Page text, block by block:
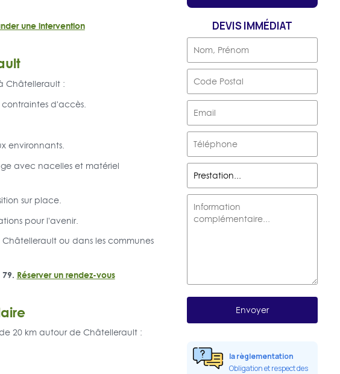
une intervention
Châtellerault :
contraintes d'accès.
environnants.
avec nacelles et matériel
sur place.
pour l'avenir.
ou dans les communes
Réserver un rendez-vous
20 km autour de Châtellerault :
DEVIS IMMÉDIAT
la règlementation
Obligation et respect des